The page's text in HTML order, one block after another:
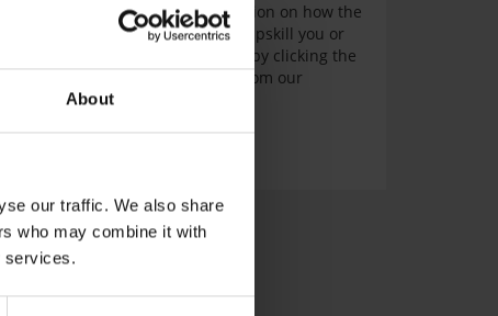
About
our traffic. We also share
who may combine it with
services.
If you would like further information on how the
Business Development Unit can upskill you or
your business, please contact us by clicking the
below button to arrange a visit from our
Business Engagement Advisors.